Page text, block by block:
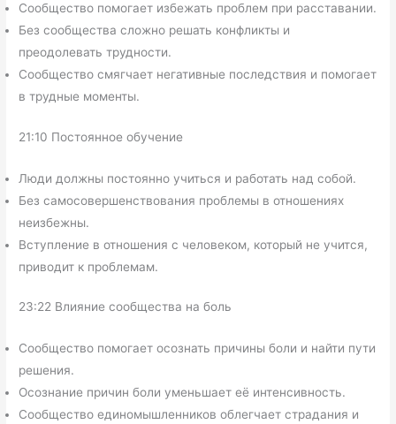
Сообщество помогает избежать проблем при расставании.
Без сообщества сложно решать конфликты и
преодолевать трудности.
Сообщество смягчает негативные последствия и помогает
в трудные моменты.
21:10 Постоянное обучение
Люди должны постоянно учиться и работать над собой.
Без самосовершенствования проблемы в отношениях
неизбежны.
Вступление в отношения с человеком, который не учится,
приводит к проблемам.
23:22 Влияние сообщества на боль
Сообщество помогает осознать причины боли и найти пути
решения.
Осознание причин боли уменьшает её интенсивность.
Сообщество единомышленников облегчает страдания и